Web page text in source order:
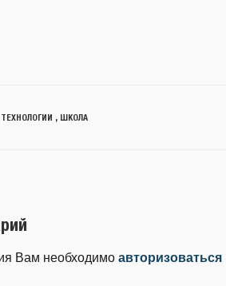
ТЕХНОЛОГИИ , ШКОЛА
Вам необходимо авторизоваться